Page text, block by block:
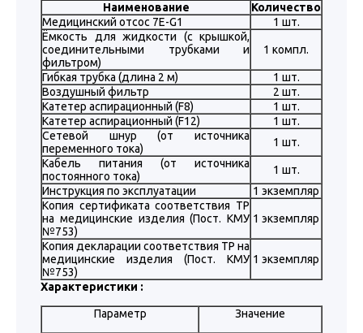
Наименование
Количество
Медицинский отсос 7E-G1
1 шт.
Ёмкость для жидкости (с крышкой,
соединительными трубками и
фильтром)
1 компл.
Гибкая трубка (длина 2 м)
1 шт.
Воздушный фильтр
2 шт.
Катетер аспирационный (F8)
1 шт.
Катетер аспирационный (F12)
1 шт.
Сетевой шнур (от источника
переменного тока)
1 шт.
Кабель питания (от источника
постоянного тока)
1 шт.
Инструкция по эксплуатации
1 экземпляр
Копия сертификата соответствия ТР
на медицинские изделия (Пост. КМУ
№753)
1 экземпляр
Копия декларации соответствия ТР на
медицинские изделия (Пост. КМУ
№753)
1 экземпляр
Характеристики :
Параметр Значение